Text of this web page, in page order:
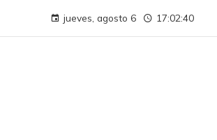
jueves, agosto 6 17:02:41